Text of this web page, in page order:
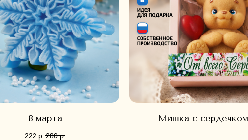
8 марта
222 р. 280 р.
Мишка с сердечком